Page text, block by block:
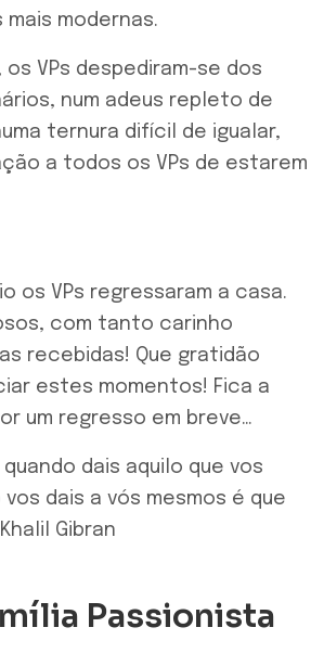
modernas.
VPs despediram-se dos
num adeus repleto de
ternura difícil de igualar,
a todos os VPs de estarem
os VPs regressaram a casa.
com tanto carinho
recebidas! Que gratidão
estes momentos! Fica a
um regresso em breve…
dais aquilo que vos
dais a vós mesmos é que
Gibran
Passionista